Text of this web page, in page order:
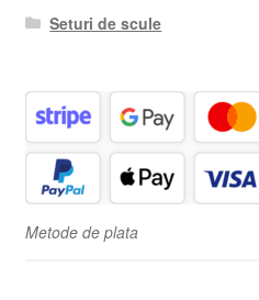
Seturi de scule
Metode de plata